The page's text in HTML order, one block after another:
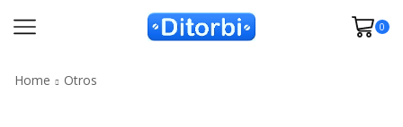
0
Home Otros